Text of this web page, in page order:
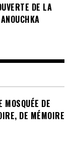
DE LA
MOSQUÉE DE
DE MÉMOIRE